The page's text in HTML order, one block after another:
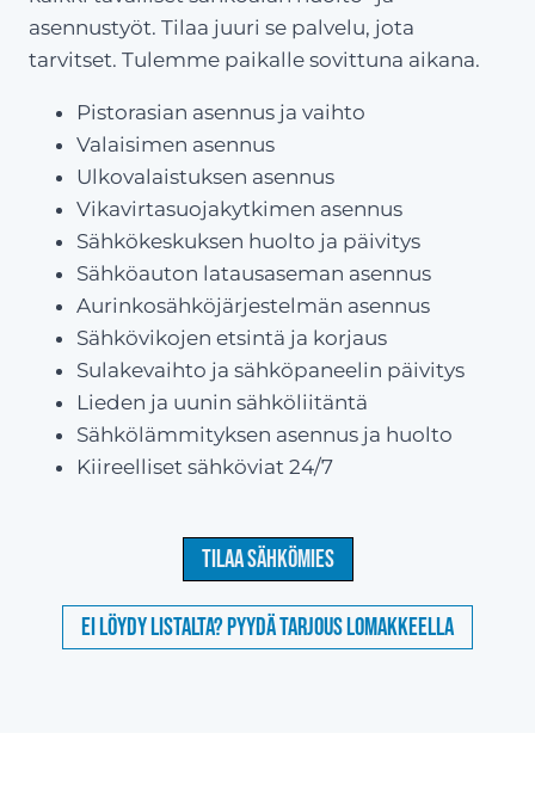
asennustyöt. Tilaa juuri se palvelu, jota
tarvitset. Tulemme paikalle sovittuna aikana.
Pistorasian asennus ja vaihto
Valaisimen asennus
Ulkovalaistuksen asennus
Vikavirtasuojakytkimen asennus
Sähkökeskuksen huolto ja päivitys
Sähköauton latausaseman asennus
Aurinkosähköjärjestelmän asennus
Sähkövikojen etsintä ja korjaus
Sulakevaihto ja sähköpaneelin päivitys
Lieden ja uunin sähköliitäntä
Sähkölämmityksen asennus ja huolto
Kiireelliset sähköviat 24/7
Tilaa sähkömies
Ei löydy listalta? Pyydä tarjous lomakkeella